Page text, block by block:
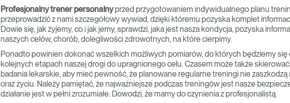
Profesjonalny trener personalnyprzed przygotowaniem indywidualnego planu
przeprowadzić z nami szczegółowy wywiad, dzięki któremu pozyska komplet
Dowie się, jak żyjemy, co i jak jemy, sprawdzi, jaka jest nasza kondycja, pozyska
naszych celów, chorób, dolegliwości zdrowotnych, na które cierpimy.
Ponadto powinien dokonać wszelkich możliwych pomiarów, do których będziemy się
kolejnych etapach naszej drogi do upragnionego celu. Czasem może także
badania lekarskie, aby mieć pewność, że planowane regularne treningi nie
oraz życiu. Należy pamiętać, że najważniejsze podczas treningów jest nasze
działanie jest w pełni zrozumiałe. Dowodzi, że mamy do czynienia z profesjonalistą.